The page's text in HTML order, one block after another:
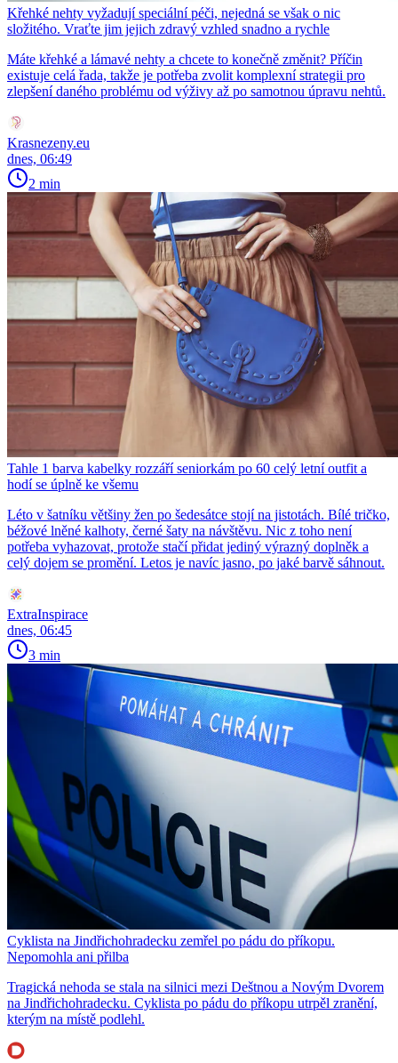
Křehké nehty vyžadují speciální péči, nejedná se však o nic
složitého. Vraťte jim jejich zdravý vzhled snadno a rychle
Máte křehké a lámavé nehty a chcete to konečně změnit? Příčin
existuje celá řada, takže je potřeba zvolit komplexní strategii pro
zlepšení daného problému od výživy až po samotnou úpravu nehtů.
Krasnezeny.eu
dnes, 06:49
2 min
Tahle 1 barva kabelky rozzáří seniorkám po 60 celý letní outfit a
hodí se úplně ke všemu
Léto v šatníku většiny žen po šedesátce stojí na jistotách. Bílé tričko,
béžové lněné kalhoty, černé šaty na návštěvu. Nic z toho není
potřeba vyhazovat, protože stačí přidat jediný výrazný doplněk a
celý dojem se promění. Letos je navíc jasno, po jaké barvě sáhnout.
ExtraInspirace
dnes, 06:45
3 min
Cyklista na Jindřichohradecku zemřel po pádu do příkopu.
Nepomohla ani přilba
Tragická nehoda se stala na silnici mezi Deštnou a Novým Dvorem
na Jindřichohradecku. Cyklista po pádu do příkopu utrpěl zranění,
kterým na místě podlehl.